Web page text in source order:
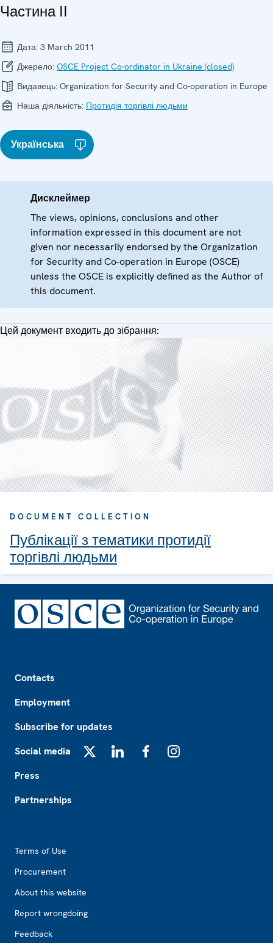
Частина ІІ
Дата: 3 March 2011
Джерело: OSCE Project Co-ordinator in Ukraine (closed)
Видавець: Organization for Security and Co-operation in Europe
Наша діяльність: Протидія торгівлі людьми
Українська
Дисклеймер
The views, opinions, conclusions and other
information expressed in this document are not
given nor necessarily endorsed by the Organization
for Security and Co-operation in Europe (OSCE)
unless the OSCE is explicitly defined as the Author of
this document.
Цей документ входить до зібрання:
DOCUMENT COLLECTION
Публікації з тематики протидії
торгівлі людьми
Contacts
Employment
Subscribe for updates
Social media
Press
Partnerships
Terms of Use
Procurement
About this website
Report wrongdoing
Feedback